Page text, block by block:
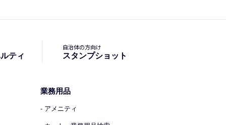
ティ
自治体の方向け
スタンプショット
業務用品
- アメニティ